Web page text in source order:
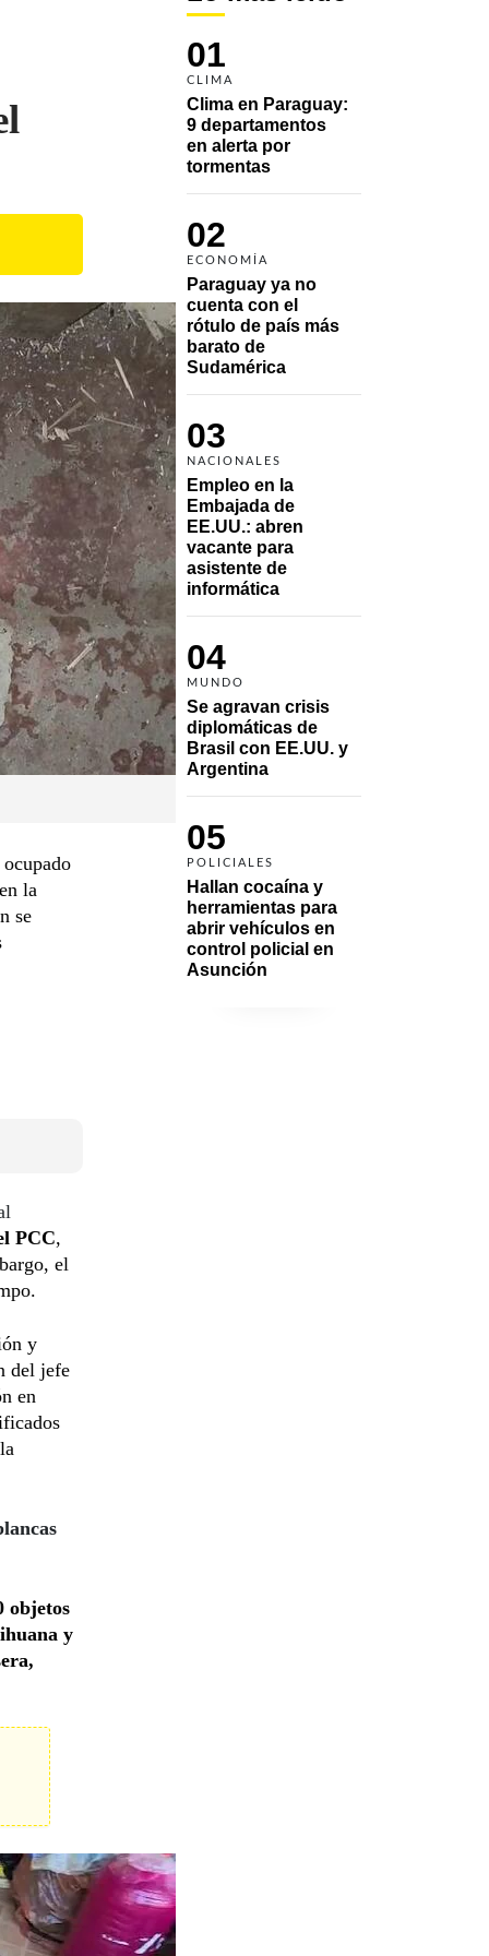
01
CLIMA
Clima en Paraguay:
9 departamentos
en alerta por
tormentas
02
ECONOMÍA
Paraguay ya no
cuenta con el
rótulo de país más
barato de
Sudamérica
03
NACIONALES
Empleo en la
Embajada de
EE.UU.: abren
vacante para
asistente de
informática
04
MUNDO
Se agravan crisis
diplomáticas de
Brasil con EE.UU. y
Argentina
05
POLICIALES
Hallan cocaína y
herramientas para
abrir vehículos en
control policial en
Asunción
la
se
PCC,
el
y
del jefe
en
objetos
y